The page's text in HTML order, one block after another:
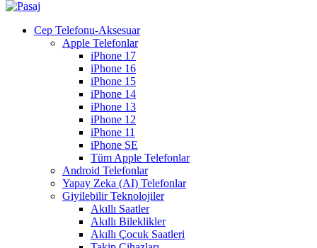
Cep Telefonu-Aksesuar
Apple Telefonlar
iPhone 17
iPhone 16
iPhone 15
iPhone 14
iPhone 13
iPhone 12
iPhone 11
iPhone SE
Tüm Apple Telefonlar
Android Telefonlar
Yapay Zeka (AI) Telefonlar
Giyilebilir Teknolojiler
Akıllı Saatler
Akıllı Bileklikler
Akıllı Çocuk Saatleri